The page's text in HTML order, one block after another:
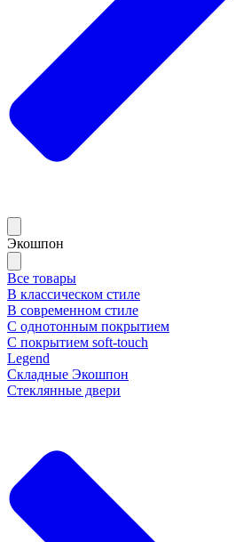
Экошпон
Все товары
В классическом стиле
В современном стиле
С однотонным покрытием
С покрытием soft-touch
Legend
Складные Экошпон
Стеклянные двери